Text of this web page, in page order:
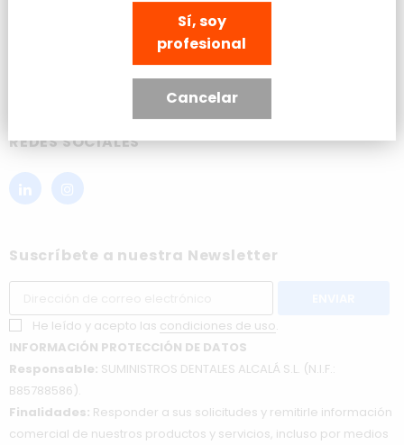
REDES SOCIALES
Suscríbete a nuestra Newsletter
He leído y acepto las condiciones de uso.
INFORMACIÓN PROTECCIÓN DE DATOS
Responsable: SUMINISTROS DENTALES ALCALÁ S.L. (N.I.F.:
B85788586).
Finalidades: Responder a sus solicitudes y remitirle información
comercial de nuestros productos y servicios, incluso por medios
Sí, soy
profesional
Cancelar